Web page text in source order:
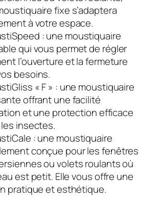
fixe s’adaptera
à votre espace.
: une moustiquaire
qui vous permet de régler
l’ouverture et la fermeture
besoins.
« F » : une moustiquaire
offrant une facilité
et une protection efficace
insectes.
: une moustiquaire
conçue pour les fenêtres
ou volets roulants où
est petit. Elle vous offre une
pratique et esthétique.